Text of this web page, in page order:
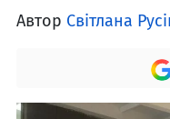
Автор Світлана